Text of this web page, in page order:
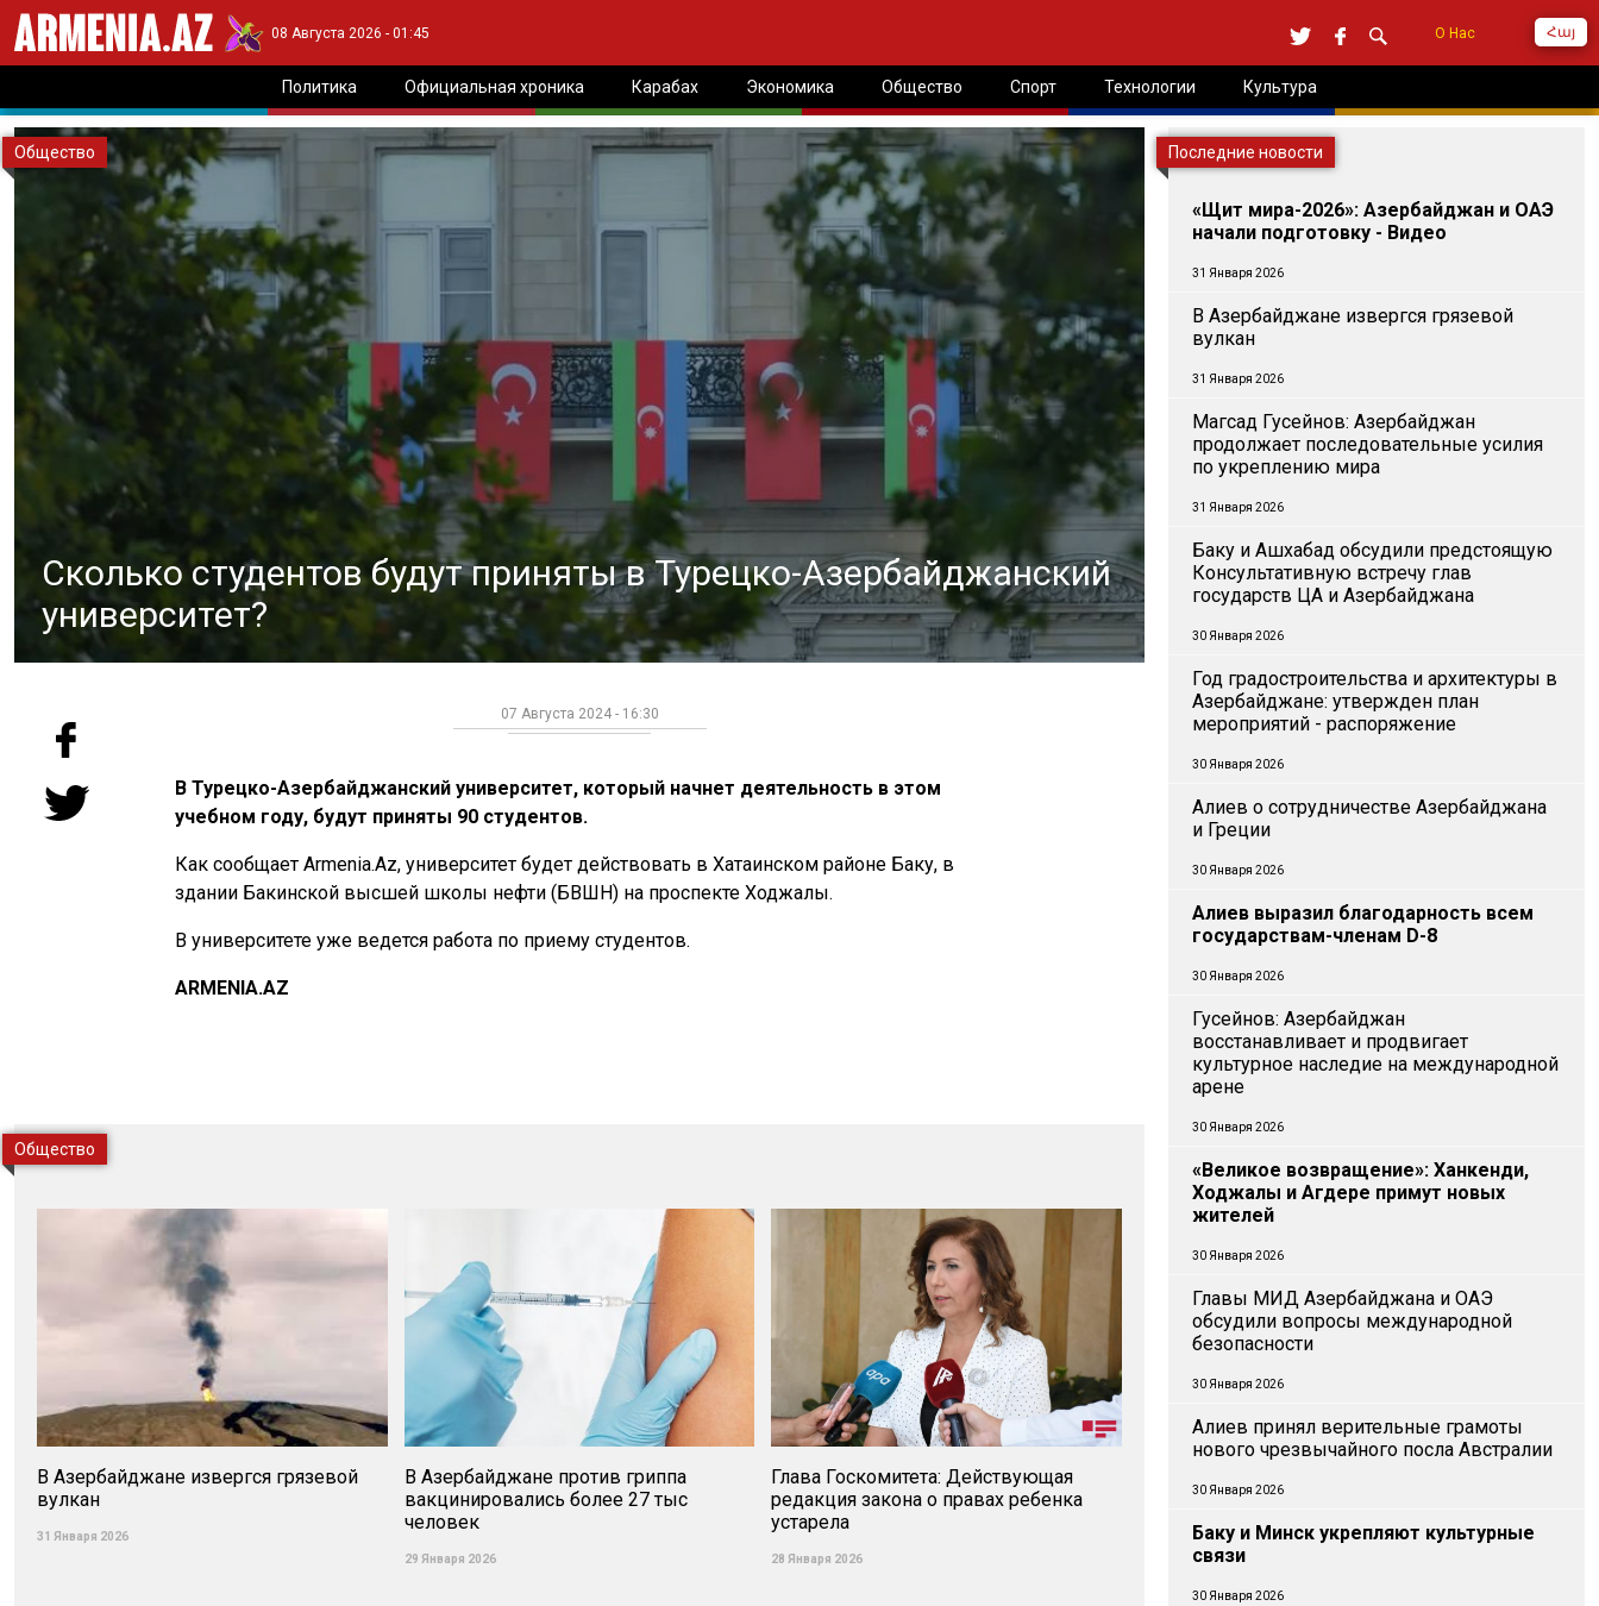
08 Августа 2026 - 01:45 Հայ
О Нас
Политика Официальная хроника Карабах Экономика Общество Спорт Технологии Культура
Сколько студентов будут приняты в Турецко-Азербайджанский
университет?
Общество
07 Августа 2024 - 16:30
В Турецко-Азербайджанский университет, который начнет деятельность в этом
учебном году, будут приняты 90 студентов.
Как сообщает Armenia.Az, университет будет действовать в Хатаинском районе Баку, в
здании Бакинской высшей школы нефти (БВШН) на проспекте Ходжалы.
В университете уже ведется работа по приему студентов.
ARMENIA.AZ
Общество
В Азербайджане извергся грязевой
вулкан
31 Января 2026
В Азербайджане против гриппа
вакцинировались более 27 тыс
человек
29 Января 2026
Глава Госкомитета: Действующая
редакция закона о правах ребенка
устарела
28 Января 2026
Последние новости
«Щит мира-2026»: Азербайджан и ОАЭ
начали подготовку - Видео
31 Января 2026
В Азербайджане извергся грязевой
вулкан
31 Января 2026
Магсад Гусейнов: Азербайджан
продолжает последовательные усилия
по укреплению мира
31 Января 2026
Баку и Ашхабад обсудили предстоящую
Консультативную встречу глав
государств ЦА и Азербайджана
30 Января 2026
Год градостроительства и архитектуры в
Азербайджане: утвержден план
мероприятий - распоряжение
30 Января 2026
Алиев о сотрудничестве Азербайджана
и Греции
30 Января 2026
Алиев выразил благодарность всем
государствам-членам D-8
30 Января 2026
Гусейнов: Азербайджан
восстанавливает и продвигает
культурное наследие на международной
арене
30 Января 2026
«Великое возвращение»: Ханкенди,
Ходжалы и Агдере примут новых
жителей
30 Января 2026
Главы МИД Азербайджана и ОАЭ
обсудили вопросы международной
безопасности
30 Января 2026
Алиев принял верительные грамоты
нового чрезвычайного посла Австралии
30 Января 2026
Баку и Минск укрепляют культурные
связи
30 Января 2026